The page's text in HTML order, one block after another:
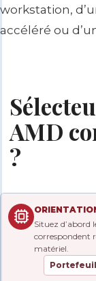
workstation,
accéléré ou
AMD
?
Situez d’abord
correspondent
matériel.